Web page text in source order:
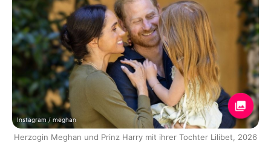
Instagram / meghan
Herzogin Meghan und Prinz Harry mit ihrer Tochter Lilibet, 2026